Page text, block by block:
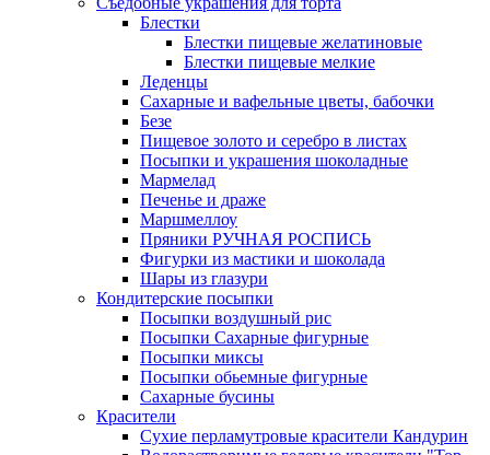
Блестки
Блестки пищевые желатиновые
Блестки пищевые мелкие
Леденцы
Сахарные и вафельные цветы, бабочки
Безе
Пищевое золото и серебро в листах
Посыпки и украшения шоколадные
Мармелад
Печенье и драже
Маршмеллоу
Пряники РУЧНАЯ РОСПИСЬ
Фигурки из мастики и шоколада
Шары из глазури
Кондитерские посыпки
Посыпки воздушный рис
Посыпки Сахарные фигурные
Посыпки миксы
Посыпки обьемные фигурные
Сахарные бусины
Красители
Сухие перламутровые красители Кандурин